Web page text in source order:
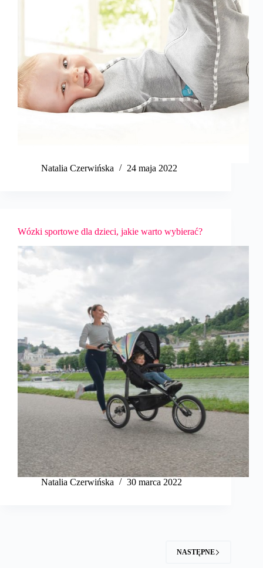
Natalia Czerwińska 24 maja 2022
Wózki sportowe dla dzieci, jakie warto wybierać?
Natalia Czerwińska 30 marca 2022
NASTĘPNE